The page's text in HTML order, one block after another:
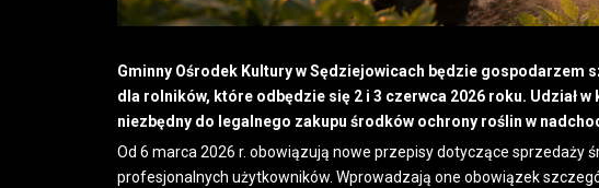
Gminny Ośrodek Kultury w Sędziejowicach będzie gospodarzem
dla rolników, które odbędzie się 2 i 3 czerwca 2026 roku. Udział
niezbędny do legalnego zakupu środków ochrony roślin w
Od 6 marca 2026 r. obowiązują nowe przepisy dotyczące sprzedaży
profesjonalnych użytkowników. Wprowadzają one obowiązek